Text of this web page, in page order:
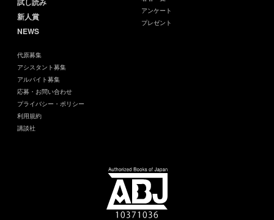
新人賞
NEWS
アンケート
プレゼント
代原募集
アシスタント募集
アルバイト募集
応募・お問い合わせ
プライバシー・ポリシー
利用規約
講談社